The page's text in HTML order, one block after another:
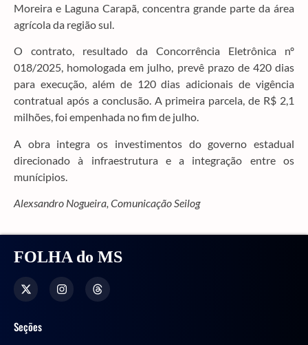
Moreira e Laguna Carapã, concentra grande parte da área
agrícola da região sul.
O contrato, resultado da Concorrência Eletrônica nº
018/2025, homologada em julho, prevê prazo de 420 dias
para execução, além de 120 dias adicionais de vigência
contratual após a conclusão. A primeira parcela, de R$ 2,1
milhões, foi empenhada no fim de julho.
A obra integra os investimentos do governo estadual
direcionado à infraestrutura e a integração entre os
munícipios.
Alexsandro Nogueira, Comunicação Seilog
FOLHA do MS
Seções